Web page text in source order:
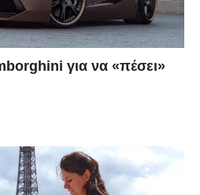
για να «πέσει»